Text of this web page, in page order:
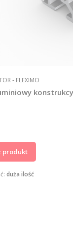
aluminiowy
- FLEXIMO
produkt
duża ilość